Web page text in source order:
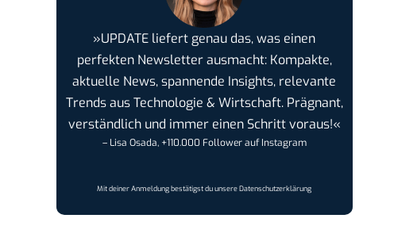
»UPDATE liefert genau das, was einen
perfekten Newsletter ausmacht: Kompakte,
aktuelle News, spannende Insights, relevante
Trends aus Technologie & Wirtschaft. Prägnant,
verständlich und immer einen Schritt voraus!«
– Lisa Osada, +110.000 Follower auf Instagram
Mit deiner Anmeldung bestätigst du unsereDatenschutzerklärung